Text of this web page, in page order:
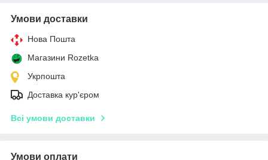
Умови доставки
Нова Пошта
Магазини Rozetka
Укрпошта
Доставка кур'єром
Всі умови доставки
Умови оплати